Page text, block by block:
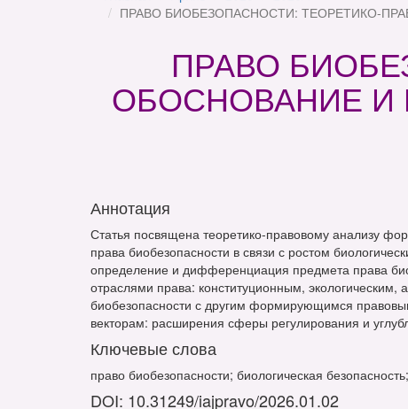
ПРАВО БИОБЕЗОПАСНОСТИ: ТЕОРЕТИКО-
ПРАВО
ОБОСНОВАНИЕ И
Аннотация
Статья посвящена теоретико-правовому анализу
права биобезопасности в связи с ростом
определение и дифференциация предмета права
отраслями права: конституционным,
биобезопасности с другим формирующимся
векторам: расширения сферы регулирования и
Ключевые слова
право биобезопасности; биологическая
DOI: 10.31249/iajpravo/2026.01.02